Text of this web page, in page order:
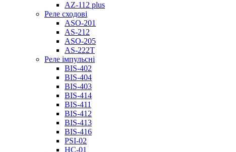
AZ-112 plus
Реле сходові
ASO-201
AS-212
ASO-205
AS-222T
Реле імпульсні
BIS-402
BIS-404
BIS-403
BIS-414
BIS-411
BIS-412
BIS-413
BIS-416
PSI-02
НС-01